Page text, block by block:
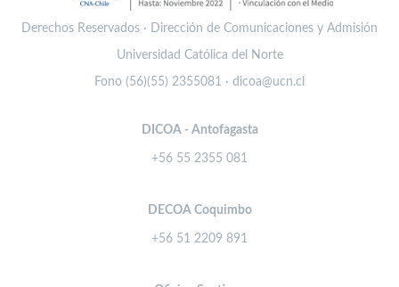
Derechos Reservados · Dirección de Comunicaciones y Admisión
Universidad Católica del Norte
Fono (56)(55) 2355081 · dicoa@ucn.cl
DICOA - Antofagasta
+56 55 2355 081
DECOA Coquimbo
+56 51 2209 891